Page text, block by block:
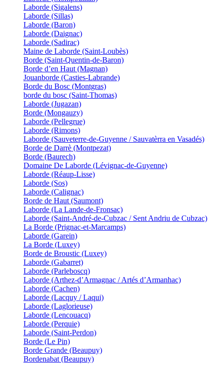
Laborde (Sigalens)
Laborde (Sillas)
Laborde (Baron)
Laborde (Daignac)
Laborde (Sadirac)
Maine de Laborde (Saint-Loubès)
Borde (Saint-Quentin-de-Baron)
Borde d’en Haut (Magnan)
Jouanborde (Casties-Labrande)
Borde du Bosc (Montgras)
borde du bosc (Saint-Thomas)
Laborde (Jugazan)
Borde (Mongauzy)
Laborde (Pellegrue)
Laborde (Rimons)
Laborde (Sauveterre-de-Guyenne / Sauvatèrra en Vasadés)
Borde de Darrè (Montpezat)
Borde (Baurech)
Domaine De Laborde (Lévignac-de-Guyenne)
Laborde (Réaup-Lisse)
Laborde (Sos)
Laborde (Calignac)
Borde de Haut (Saumont)
Laborde (La Lande-de-Fronsac)
Laborde (Saint-André-de-Cubzac / Sent Andriu de Cubzac)
La Borde (Prignac-et-Marcamps)
Laborde (Garein)
La Borde (Luxey)
Borde de Broustic (Luxey)
Laborde (Gabarret)
Laborde (Parleboscq)
Laborde (Arthez-d’Armagnac / Artés d’Armanhac)
Laborde (Cachen)
Laborde (Lacquy / Laqui)
Laborde (Laglorieuse)
Laborde (Lencouacq)
Laborde (Perquie)
Laborde (Saint-Perdon)
Borde (Le Pin)
Borde Grande (Beaupuy)
Bordenabat (Beaupuy)